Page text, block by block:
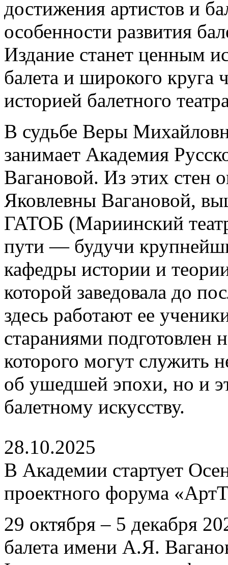
достижения артистов и
особенности развития
Издание станет ценным
балета и широкого круга
историей балетного
В судьбе Веры
занимает Академия
Вагановой. Из этих стен
Яковлевны Вагановой,
ГАТОБ (Мариинский
пути — будучи
кафедры истории и
которой заведовала до
здесь работают ее
стараниями подготовлен
которого могут служить
об ушедшей эпохи, но и
балетному искусству.
28.10.2025
В Академии стартует
проектного форума
29 октября – 5 декабря
балета имени А.Я.